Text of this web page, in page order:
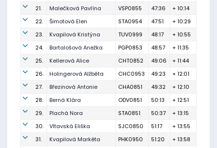
21.
Malečková Pavlína VSP0855 47:36
+ 10:14
22.
Šimotová Elen STA0954 47:51
+ 10:29
23.
Kvapilová Kristýna TUV0999 48:17
+ 10:55
24.
Bartalošová Anežka PGP0853 48:57
+ 11:35
25.
Kellerová Alice CHT0852 49:06
+ 11:44
26.
Holingerová Alžběta CHC0953 49:23
+ 12:01
27.
Březinová Antonie CHA0851 49:32
+ 12:10
28.
Berná Klára ODV0851 50:13
+ 12:51
29.
Plachá Nora STA0851 50:37
+ 13:15
30.
Vltavská Eliška SJC0850 51:17
+ 13:55
31.
Kvapilová Markéta PHK0950 51:20
+ 13:58